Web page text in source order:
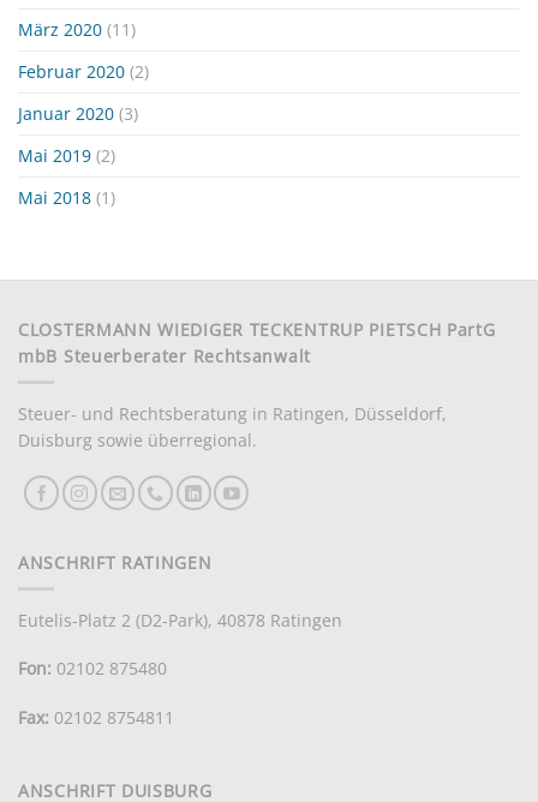
März 2020 (11)
Februar 2020 (2)
Januar 2020 (3)
Mai 2019 (2)
Mai 2018 (1)
CLOSTERMANN WIEDIGER TECKENTRUP PIETSCH PartG
mbB Steuerberater Rechtsanwalt
Steuer- und Rechtsberatung in Ratingen, Düsseldorf,
Duisburg sowie überregional.
ANSCHRIFT RATINGEN
Eutelis-Platz 2 (D2-Park), 40878 Ratingen
Fon: 02102 875480
Fax: 02102 8754811
ANSCHRIFT DUISBURG